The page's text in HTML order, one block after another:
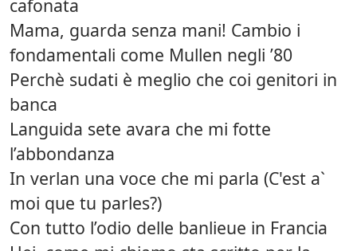
cafonata
Mama, guarda senza mani! Cambio i
fondamentali come Mullen negli ’80
Perchè sudati è meglio che coi genitori in
banca
Languida sete avara che mi fotte
l’abbondanza
In verlan una voce che mi parla (C'est a`
moi que tu parles?)
Con tutto l’odio delle banlieue in Francia